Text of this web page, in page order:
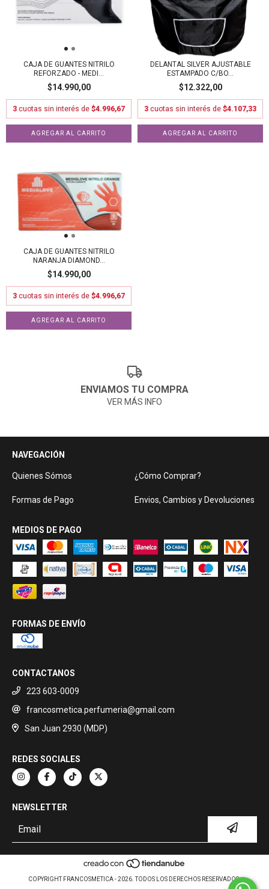
CAJA DE GUANTES NITRILO
REFORZADO - MEDI...
$14.990,00
3 cuotas sin interés de $4.996,67
AGREGAR AL CARRITO
DELANTAL SILVER AJUSTABLE
ESTAMPADO C/BO...
$12.322,00
3 cuotas sin interés de $4.107,33
CAJA DE GUANTES NITRILO
NARANJA DIAMOND...
$14.990,00
3 cuotas sin interés de $4.996,67
AGREGAR AL CARRITO
ENVIAMOS TU COMPRA
VER MÁS INFO
NAVEGACIÓN
Quienes Sómos ¿Cómo Comprar?
Formas de Pago Envios, Cambios y Devoluciones
MEDIOS DE PAGO
FORMAS DE ENVÍO
CONTACTANOS
223 603-0009
francosmetica.perfumeria@gmail.com
San Juan 2930 (MDP)
REDES SOCIALES
NEWSLETTER
COPYRIGHT FRANCOSMETICA - 2026. TODOS LOS DERECHOS RESERVADOS.